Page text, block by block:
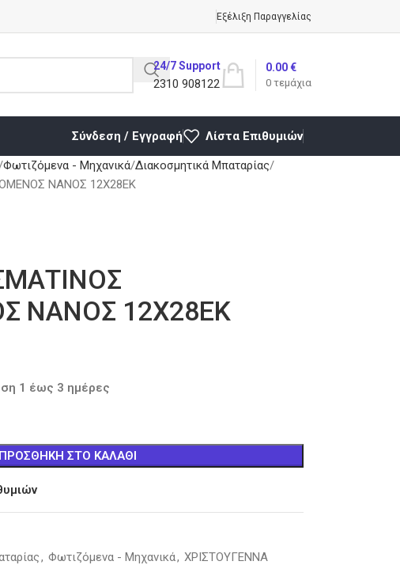
Εξέλιξη Παραγγελίας
24/7 Support
2310 908122 0 τεμάχια
0.00€
Σύνδεση / Εγγραφή Λίστα Επιθυμιών
Φωτιζόμενα - Μηχανικά Διακοσμητικά Μπαταρίας
ΝΑΝΟΣ 12Χ28ΕΚ
ΝΑΝΟΣ 12Χ28ΕΚ
1 έως 3 ημέρες
ΠΡΟΣΘΉΚΗ ΣΤΟ ΚΑΛΆΘΙ
, Φωτιζόμενα - Μηχανικά, ΧΡΙΣΤΟΥΓΕΝΝΑ